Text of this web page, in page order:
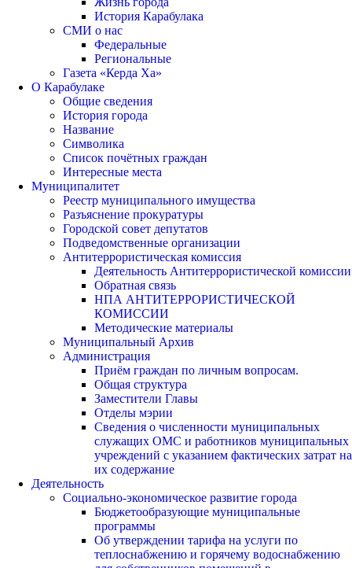
История Карабулака
СМИ о нас
Федеральные
Региональные
Газета «Керда Ха»
О Карабулаке
Общие сведения
История города
Название
Символика
Список почётных граждан
Интересные места
Муниципалитет
Реестр муниципального имущества
Разъяснение прокуратуры
Городской совет депутатов
Подведомственные организации
Антитеррористическая комиссия
Деятельность Антитеррористической комиссии
Обратная связь
НПА АНТИТЕРРОРИСТИЧЕСКОЙ
КОМИССИИ
Методические материалы
Муниципальный Архив
Администрация
Приём граждан по личным вопросам.
Общая структура
Заместители Главы
Отделы мэрии
Сведения о численности муниципальных
служащих ОМС и работников муниципальных
учреждений с указанием фактических затрат на
их содержание
Деятельность
Социально-экономическое развитие города
Бюджетообразующие муниципальные
программы
Об утверждении тарифа на услуги по
теплоснабжению и горячему водоснабжению